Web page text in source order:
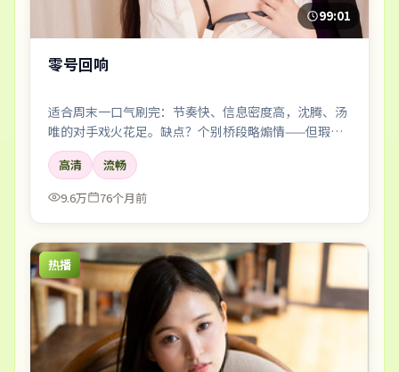
99:01
零号回响
适合周末一口气刷完：节奏快、信息密度高，沈腾、汤
唯的对手戏火花足。缺点？个别桥段略煽情——但瑕不
掩瑜。
高清
流畅
9.6万
76个月前
热播